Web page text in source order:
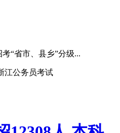
“省市、县乡”分级...
江公务员考试